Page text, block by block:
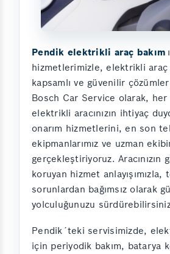
Pendik elektrikli araç bakım ı
hizmetlerimizle, elektrikli
kapsamlı ve güvenilir
Bosch Car Service olarak, her
elektrikli aracınızın ihtiyaç
onarım hizmetlerini, en son
ekipmanlarımız ve uzman
gerçekleştiriyoruz. Aracınızın
koruyan hizmet anlayışımızla,
sorunlardan bağımsız olarak
yolculuğunuzu
Pendik´teki servisimizde,
için periyodik bakım, batarya